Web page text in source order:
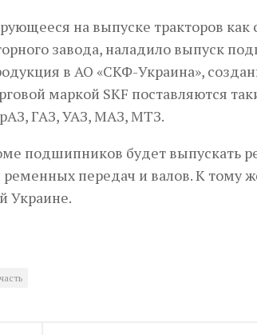
на выпуске тракторов как
завода, наладило выпуск
в АО «СКФ-Украина»,
маркой SKF поставляются
ГАЗ, УАЗ, МАЗ, МТЗ.
подшипников будет выпускать
передач и валов. К тому
Украине.